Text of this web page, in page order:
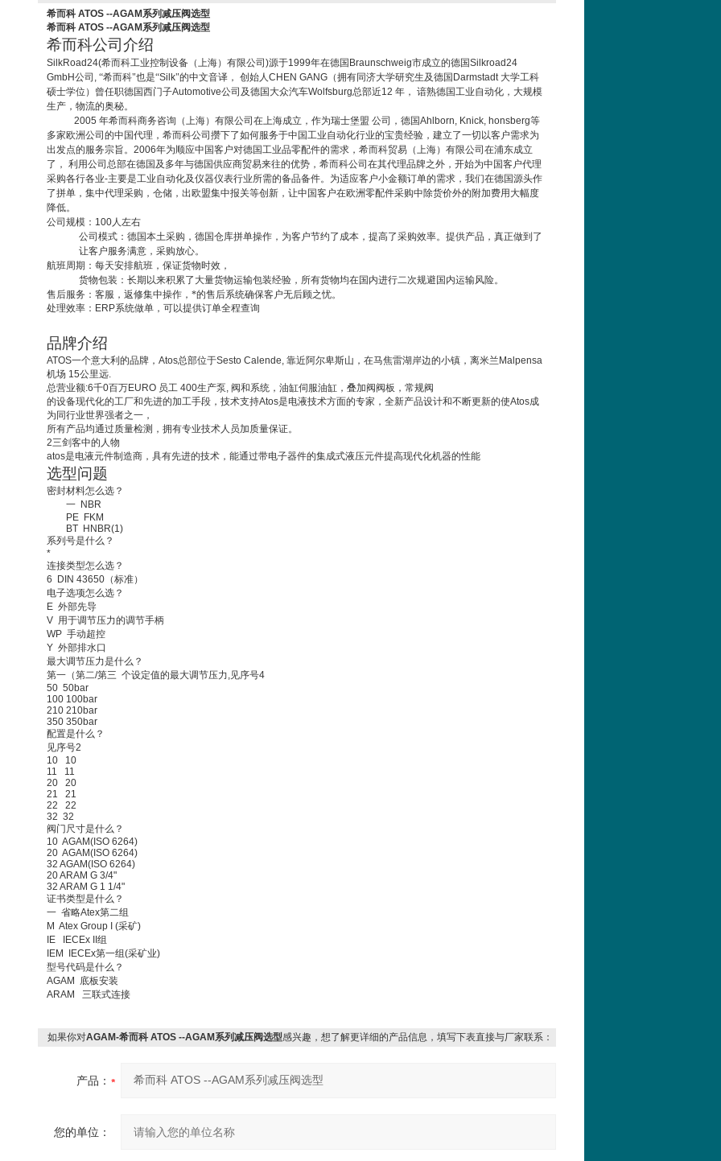
希而科 ATOS --AGAM系列减压阀选型
希而科 ATOS --AGAM系列减压阀选型
希而科公司介绍
SilkRoad24(希而科工业控制设备（上海）有限公司 )源于1999年在德国 Braunschweig市成立的德国Silkroad24
GmbH公司 , “希而科"也是“Silk"的中文音译， 创始人CHEN GANG （拥有同济大学研究生及德国 Darmstadt 大学工科
硕士学位）曾任职德国西门子Automotive公司及德国大众汽车Wolfsburg总部近12 年， 谙熟德国工业自动化，大规模
生产，物流的奥秘。
2005 年希而科商务咨询（上海）有限公司在上海成立，作为瑞士堡盟 公司，德国Ahlborn, Knick, honsberg等
多家欧洲公司的中国代理，希而科公司攒下了如何服务于中国工业自动化行业的宝贵经验，建立了一切以客户需求为
出发点的服务宗旨。 2006年为顺应中国客户对德国工业品零配件的需求，希而科贸易（上海）有限公司在浦东成立
了， 利用公司总部在德国及多年与德国供应商贸易来往的优势，希而科公司在其代理品牌之外，开始为中国客户代理
采购各行各业-主要是工业自动化及仪器仪表行业所需的备品备件。为适应客户小金额订单的需求，我们在德国源头作
了拼单，集中代理采购，仓储，出欧盟集中报关等创新，让中国客户在欧洲零配件采购中除货价外的附加费用大幅度
降低。
公司规模： 100人左右
公司模式：德国本土采购，德国仓库拼单操作，为客户节约了成本，提高了采购效率。提供产品，真正做到了
让客户服务满意，采购放心。
航班周期：每天安排航班，保证货物时效，
货物包装：长期以来积累了大量货物运输包装经验，所有货物均在国内进行二次规避国内运输风险。
售后服务：客服，返修集中操作，*的售后系统确保客户无后顾之忧。
处理效率： ERP系统做单，可以提供订单全程查询
品牌介绍
ATOS一个意大利的品牌， Atos总部位于Sesto Calende, 靠近阿尔卑斯山，在马焦雷湖岸边的小镇，离米兰 Malpensa
机场 15公里远.
总营业额:6千0百万EURO 员工 400生产泵, 阀和系统，油缸伺服油缸，叠加阀阀板，常规阀
的设备现代化的工厂和先进的加工手段，技术支持Atos是电液技术方面的专家，全新产品设计和不断更新的使Atos成
为同行业世界强者之一，
所有产品均通过质量检测，拥有专业技术人员加质量保证。
2三剑客中的人物
atos是电液元件制造商，具有先进的技术，能通过带电子器件的集成式液压元件提高现代化机器的性能
选型问题
密封材料怎么选？
一 NBR
PE FKM
BT HNBR(1)
系列号是什么？
*
连接类型怎么选？
6
DIN 43650 （标准）
电子选项怎么选？
E 外部先导
V 用于调节压力的调节手柄
WP 手动超控
Y 外部排水口
最大调节压力是什么？
第一（第二/第三 个设定值的最大调节压力,见序号4
50 50bar
100 100bar
210 210bar
350 350bar
配置是什么？
见序号2
10
10
11
11
20
20
21
21
22
22
32 32
阀门尺寸是什么？
10 AGAM(ISO 6264)
20 AGAM(ISO 6264)
32 AGAM(ISO 6264)
20 ARAM G 3/4"
32 ARAM G 1 1/4"
证书类型是什么？
一 省略Atex第二组
M Atex Group I (采矿)
IE
IECEx II 组
IEM
IECEx第一组(采矿业)
型号代码是什么？
AGAM
底板安装
ARAM
三联式连接
如果你对AGAM-希而科 ATOS --AGAM系列减压阀选型感兴趣，想了解更详细的产品信息，填写下表直接与厂家联系：
产品：
您的单位：